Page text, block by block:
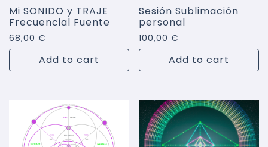
Mi SONIDO y TRAJE
Frecuencial Fuente
68,00 €
Add to cart
Sesión Sublimación
personal
100,00€
Add to cart